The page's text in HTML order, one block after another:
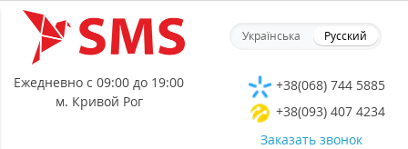
Українська Русский
Ежедневно с 09:00 до 19:00
м. Кривой Рог
+38(068) 744 5885
+38(093) 407 4234
Заказать звонок